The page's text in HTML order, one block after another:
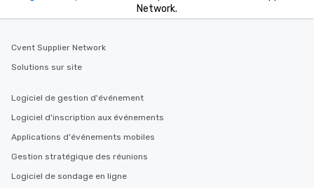
Network.
Cvent Supplier Network
Solutions sur site
Logiciel de gestion d'événement
Logiciel d'inscription aux événements
Applications d'événements mobiles
Gestion stratégique des réunions
Logiciel de sondage en ligne